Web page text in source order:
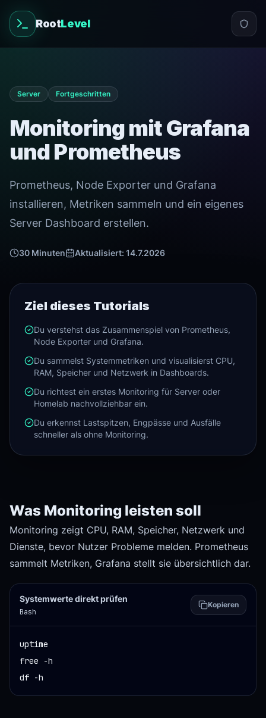
RootLevel
Server Fortgeschritten
Monitoring mit Grafana
und Prometheus
Prometheus, Node Exporter und Grafana
installieren, Metriken sammeln und ein eigenes
Server Dashboard erstellen.
30 Minuten Aktualisiert: 14.7.2026
Ziel dieses Tutorials
Du verstehst das Zusammenspiel von Prometheus,
Node Exporter und Grafana.
Du sammelst Systemmetriken und visualisierst CPU,
RAM, Speicher und Netzwerk in Dashboards.
Du richtest ein erstes Monitoring für Server oder
Homelab nachvollziehbar ein.
Du erkennst Lastspitzen, Engpässe und Ausfälle
schneller als ohne Monitoring.
Was Monitoring leisten soll
Monitoring zeigt CPU, RAM, Speicher, Netzwerk und
Dienste, bevor Nutzer Probleme melden. Prometheus
sammelt Metriken, Grafana stellt sie übersichtlich dar.
Systemwerte direkt prüfen
Bash
Kopieren
uptime
free -h
df -h